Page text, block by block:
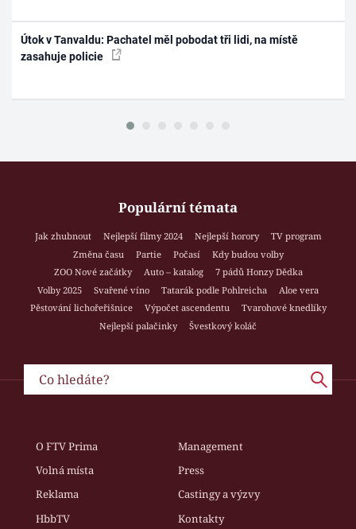
Útok v Tanvaldu: Pachatel měl pobodat tři lidi, na místě
zasahuje policie
Populární témata
Jak zhubnout Nejlepší filmy 2024 Nejlepší horory
TV program
Změna času
Partie Počasí
Kdy budou volby
ZOO Nové začátky
Auto – katalog
7 pádů Honzy Dědka
Volby 2025
Svařené víno Tatarák podle Pohlreicha
Aloe vera
Pěstování lichořeřišnice
Výpočet ascendentu
Tvarohové knedlíky
Nejlepší palačinky
Švestkový koláč
O FTV Prima
Management
Volná místa
Press
Reklama
Castingy a výzvy
HbbTV
Kontakty